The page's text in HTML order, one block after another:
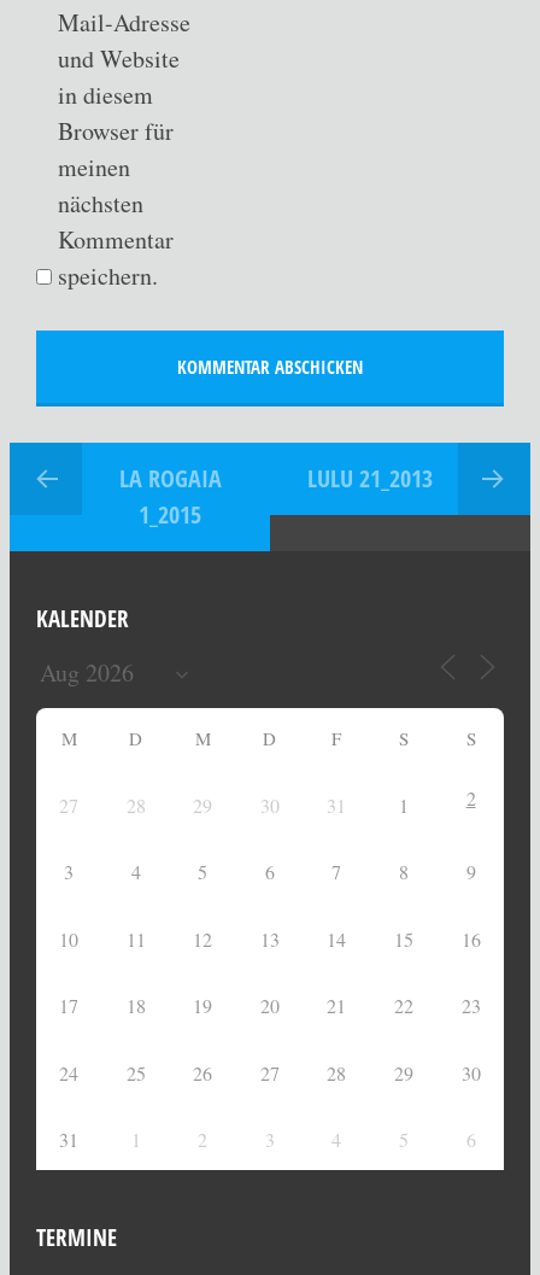
Mail-Adresse
und Website
in diesem
Browser für
meinen
nächsten
Kommentar
speichern.
LA ROGAIA
1_2015
LULU 21_2013
KALENDER
M D M D F S S
27 28 29 30 31 1 2
3 4 5 6 7 8 9
10 11 12 13 14 15 16
17 18 19 20 21 22 23
24 25 26 27 28 29 30
31 1 2 3 4 5 6
TERMINE